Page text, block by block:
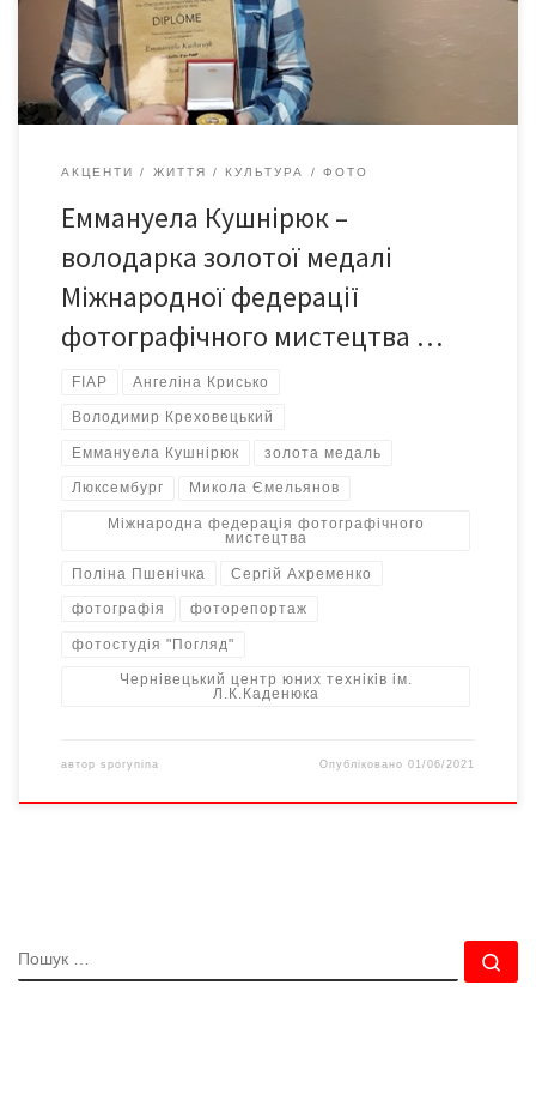
федерації Люксембург і золотої медалі Міжнародної
федерації фотографічного мистецтва /FIAP/ Еммануелі
Кушнірюк. […]
АКЦЕНТИ ЖИТТЯ КУЛЬТУРА ФОТО
Еммануела Кушнірюк –
володарка золотої медалі
Міжнародної федерації
фотографічного мистецтва …
FIAP Ангеліна Крисько
Володимир Креховецький
Еммануела Кушнірюк золота медаль
Люксембург Микола Ємельянов
Міжнародна федерація фотографічного
мистецтва
Поліна Пшенічка Сергій Ахременко
фотографія фоторепортаж
фотостудія "Погляд"
Чернівецький центр юних техніків ім.
Л.К.Каденюка
автор sporynina Опубліковано01/06/2021
ПОШУК